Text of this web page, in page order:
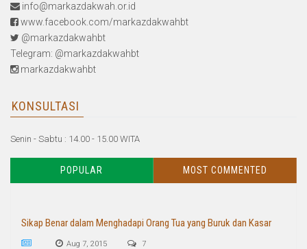
info@markazdakwah.or.id
www.facebook.com/markazdakwahbt
@markazdakwahbt
Telegram: @markazdakwahbt
markazdakwahbt
KONSULTASI
Senin - Sabtu : 14.00 - 15.00 WITA
POPULAR MOST COMMENTED
Sikap Benar dalam Menghadapi Orang Tua yang Buruk dan Kasar
Aug 7, 2015 7